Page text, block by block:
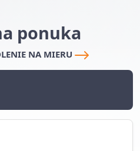
ponuka
NA MIERU